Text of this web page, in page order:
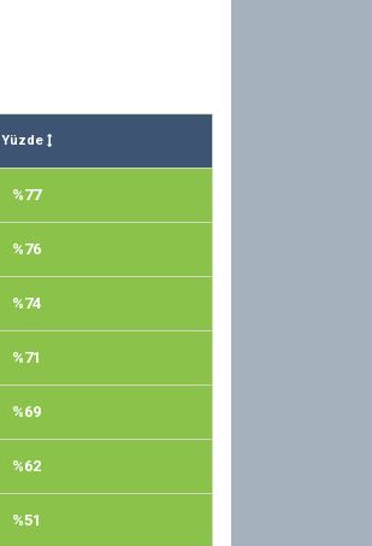
Yüzde
%77
%76
%74
%71
%69
%62
%51